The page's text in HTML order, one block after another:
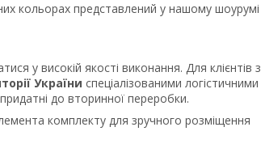
кольорах представлений у нашому шоурумі
у високій якості виконання. Для клієнтів з
України спеціалізованими логістичними
до вторинної переробки.
комплекту для зручного розміщення